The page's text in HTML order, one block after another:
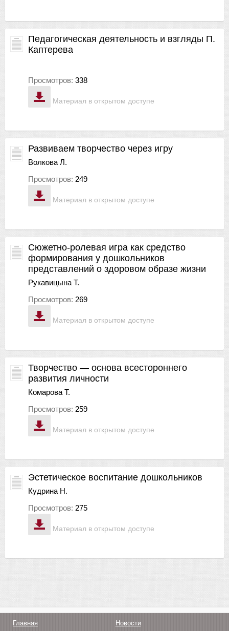
Материал в открытом доступе
Педагогическая деятельность и взгляды П.
Каптерева
Просмотров: 338
Материал в открытом доступе
Развиваем творчество через игру
Волкова Л.
Просмотров: 249
Материал в открытом доступе
Сюжетно-ролевая игра как средство
формирования у дошкольников
представлений о здоровом образе жизни
Рукавицына Т.
Просмотров: 269
Материал в открытом доступе
Творчество — основа всестороннего
развития личности
Комарова Т.
Просмотров: 259
Материал в открытом доступе
Эстетическое воспитание дошкольников
Кудрина Н.
Просмотров: 275
Главная Новости